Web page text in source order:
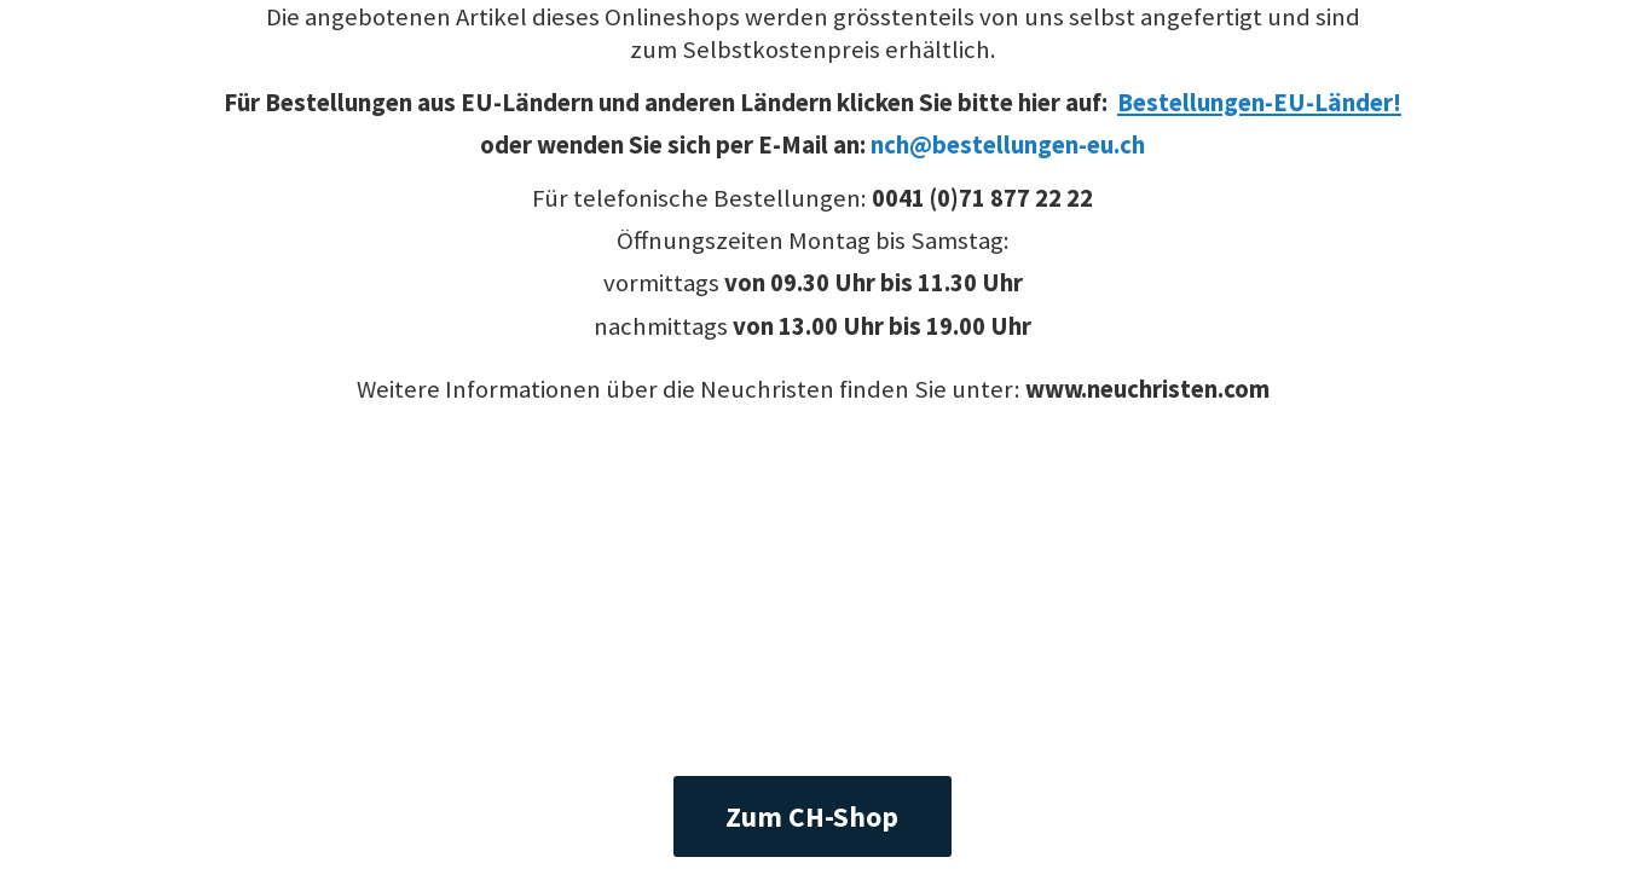
Die angebotenen Artikel dieses Onlineshops werden grösstenteils von uns selbst angefertigt und sind
zum Selbstkostenpreis erhältlich.
Für Bestellungen aus EU-Ländern und anderen Ländern klicken Sie bitte hier auf: Bestellungen-EU-Länder!
oder wenden Sie sich per E-Mail an: nch@bestellungen-eu.ch
Für telefonische Bestellungen: 0041 (0)71 877 22 22
Öffnungszeiten Montag bis Samstag:
vormittagsvon 09.30 Uhr bis 11.30 Uhr
nachmittagsvon 13.00 Uhr bis 19.00 Uhr
Weitere Informationen über die Neuchristen finden Sie unter:www.neuchristen.com
Zum CH-Shop